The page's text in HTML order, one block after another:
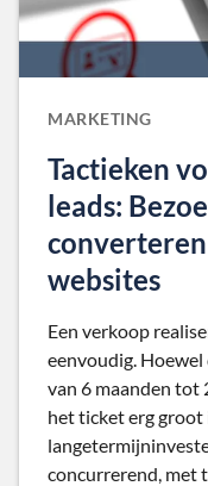
MARKETING
Tactieken
leads:
websites
Een verkoop
eenvoudig.
van 6 maanden tot
het ticket erg groot
concurrerend, met